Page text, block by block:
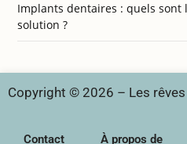
Implants dentaires : quels sont
solution ?
Copyright © 2026 – Les
Contact À propos de